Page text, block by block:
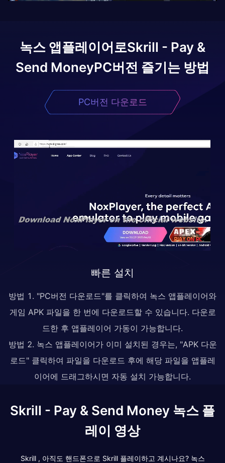
녹스 앱플레이어로Skrill - Pay &
Send MoneyPC버전 즐기는 방법
PC버전 다운로드
빠른 설치
방법 1. "PC버전 다운로드"를 클릭하여 녹스 앱플레이어와
게임 APK 파일을 한 번에 다운로드할 수 있습니다. 다운로
드한 후 앱플레이어 가동이 가능합니다.
방법 2. 녹스 앱플레이어가 이미 설치된 경우는, "APK 다운
로드" 클릭하여 파일을 다운로드 후에 해당 파일을 앱플레
이어에 드래그하시면 자동 설치 가능합니다.
Skrill - Pay & Send Money 녹스 플
레이 영상
Skrill , 아직도 핸드폰으로 Skrill 플레이하고 계시나요? 녹스